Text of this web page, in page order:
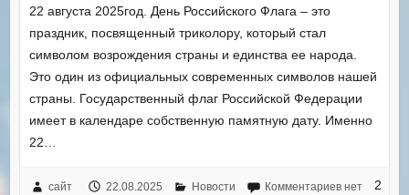
22 августа 2025год. День Российского Флага – это
праздник, посвященный триколору, который стал
символом возрождения страны и единства ее народа.
Это один из официальных современных символов нашей
страны. Государственный флаг Российской Федерации
имеет в календаре собственную памятную дату. Именно
22…
сайт 22.08.2025 Новости Комментариев нет
2